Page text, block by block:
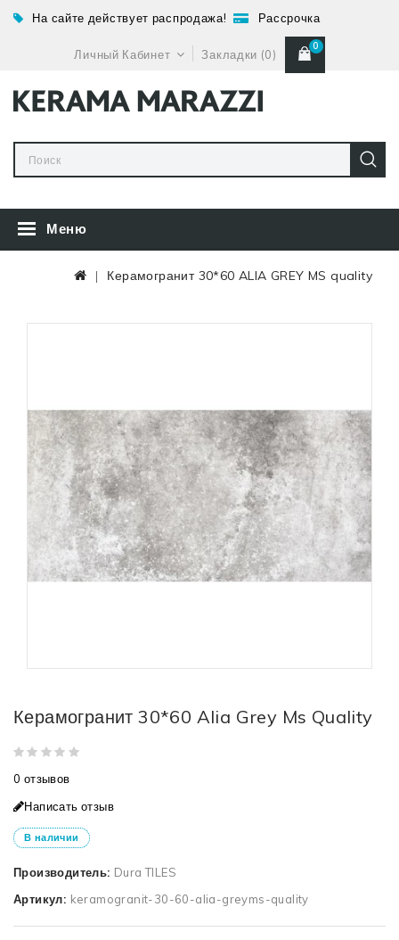
На сайте действует распродажа! Рассрочка
Личный Кабинет Закладки (0)
0
Меню
Керамогранит 30*60 ALIA GREY MS quality
Керамогранит 30*60 Alia Grey Ms Quality
0 отзывов
Написать отзыв
В наличии
Производитель: Dura TILES
Артикул: keramogranit-30-60-alia-greyms-quality